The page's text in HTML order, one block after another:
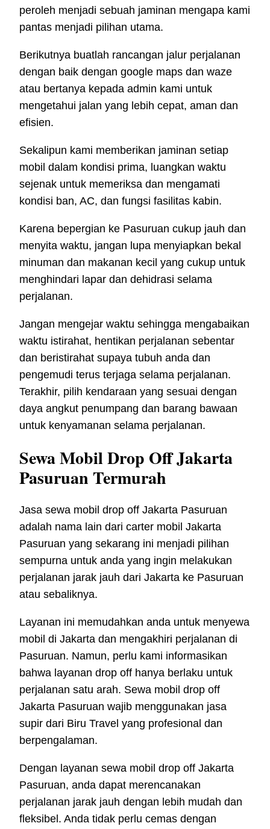
peroleh menjadi sebuah jaminan mengapa kami
pantas menjadi pilihan utama.
Berikutnya buatlah rancangan jalur perjalanan
dengan baik dengan google maps dan waze
atau bertanya kepada admin kami untuk
mengetahui jalan yang lebih cepat, aman dan
efisien.
Sekalipun kami memberikan jaminan setiap
mobil dalam kondisi prima, luangkan waktu
sejenak untuk memeriksa dan mengamati
kondisi ban, AC, dan fungsi fasilitas kabin.
Karena bepergian ke Pasuruan cukup jauh dan
menyita waktu, jangan lupa menyiapkan bekal
minuman dan makanan kecil yang cukup untuk
menghindari lapar dan dehidrasi selama
perjalanan.
Jangan mengejar waktu sehingga mengabaikan
waktu istirahat, hentikan perjalanan sebentar
dan beristirahat supaya tubuh anda dan
pengemudi terus terjaga selama perjalanan.
Terakhir, pilih kendaraan yang sesuai dengan
daya angkut penumpang dan barang bawaan
untuk kenyamanan selama perjalanan.
Sewa Mobil Drop Off Jakarta
Pasuruan Termurah
Jasa sewa mobil drop off Jakarta Pasuruan
adalah nama lain dari carter mobil Jakarta
Pasuruan yang sekarang ini menjadi pilihan
sempurna untuk anda yang ingin melakukan
perjalanan jarak jauh dari Jakarta ke Pasuruan
atau sebaliknya.
Layanan ini memudahkan anda untuk menyewa
mobil di Jakarta dan mengakhiri perjalanan di
Pasuruan. Namun, perlu kami informasikan
bahwa layanan drop off hanya berlaku untuk
perjalanan satu arah. Sewa mobil drop off
Jakarta Pasuruan wajib menggunakan jasa
supir dari Biru Travel yang profesional dan
berpengalaman.
Dengan layanan sewa mobil drop off Jakarta
Pasuruan, anda dapat merencanakan
perjalanan jarak jauh dengan lebih mudah dan
fleksibel. Anda tidak perlu cemas dengan